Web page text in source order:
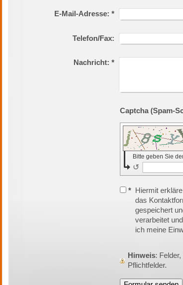
E-Mail-Adresse: *
Telefon/Fax:
Nachricht: *
Bitte geben Sie
↺
* Hiermit
das
gespeichert
verarbeitet
ich meine
Hinweis :
Pflichtfelder.